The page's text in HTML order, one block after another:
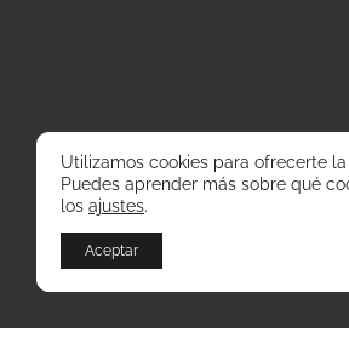
Utilizamos cookies para ofrecerte
Puedes aprender más sobre qué
los ajustes.
Aceptar